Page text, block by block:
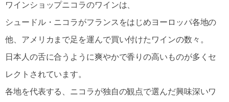
ワインショップニコラのワインは、
シュードル・ニコラがフランスをはじめヨーロッパ各地の
他、アメリカまで足を運んで買い付けたワインの数々。
日本人の舌に合うように爽やかで香りの高いものが多くセ
レクトされています。
各地を代表する、ニコラが独自の観点で選んだ興味深いワ